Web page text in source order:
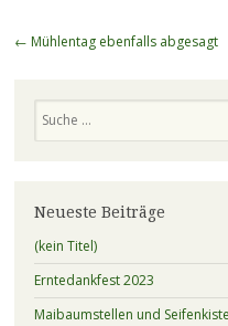
Beitragsnavigation
← Mühlentag ebenfalls abgesagt
Neueste Beiträge
(kein Titel)
Erntedankfest 2023
Maibaumstellen und